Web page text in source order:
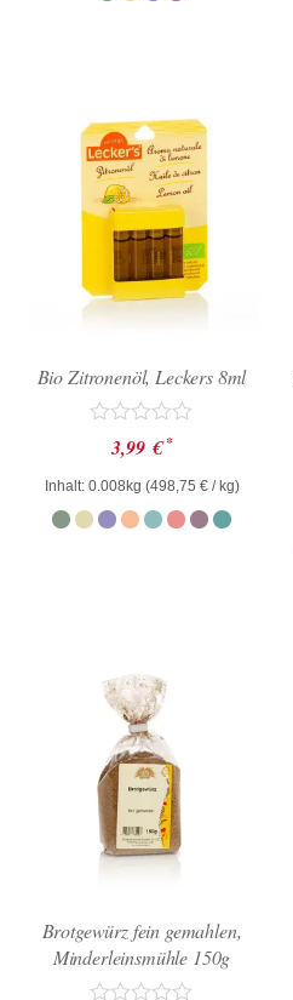
Bio Zitronenöl, Leckers 8ml
Bewertet
mit
0
von
5
3,99 € *
Inhalt: 0.008kg (498,75 €/ kg)
Brotgewürz fein gemahlen,
Minderleinsmühle 150g